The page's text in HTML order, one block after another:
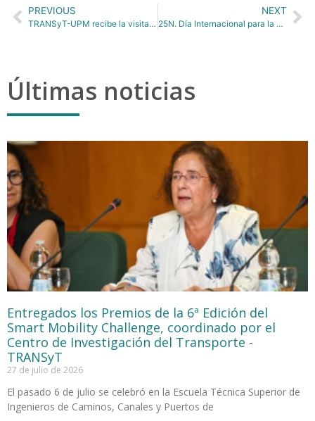
PREVIOUS
TRANSyT-UPM recibe la visita del CEO y Cofundador de Asia Mobiliti, Ramachandran Muniandy, empresa líder en soluciones integrales para la digitalización del transporte
NEXT
25N. Día Internacional para la eliminación de la violencia contra las mujeres
Últimas noticias
Entregados los Premios de la 6ª Edición del
Smart Mobility Challenge, coordinado por el
Centro de Investigación del Transporte -
TRANSyT
27 de julio de 2026
El pasado 6 de julio se celebró en la Escuela Técnica Superior de
Ingenieros de Caminos, Canales y Puertos de